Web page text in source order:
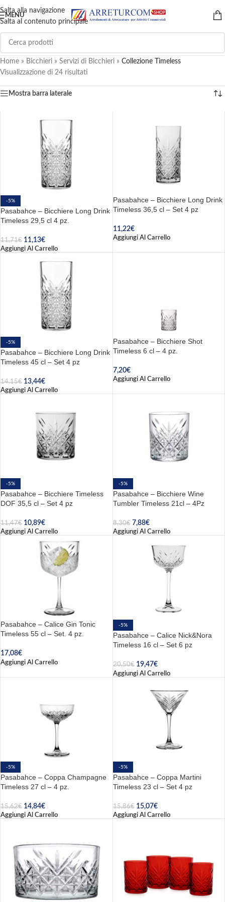
Salta alla navigazione
Salta al contenuto principale
MENU
Home » Bicchieri » Servizi di Bicchieri » Collezione Timeless
Visualizzazione di 24 risultati
Mostra barra laterale
-5%
Pasabahce – Bicchiere Long Drink
Timeless 29,5 cl 4 pz.
11,71€ 11,13€
Aggiungi Al Carrello
Pasabahce – Bicchiere Long Drink
Timeless 36,5 cl – Set 4 pz
11,22€
Aggiungi Al Carrello
-5%
Pasabahce – Bicchiere Long Drink
Timeless 45 cl – Set 4 pz
14,15€ 13,44€
Aggiungi Al Carrello
Pasabahce – Bicchiere Shot
Timeless 6 cl – 4 pz.
7,20€
Aggiungi Al Carrello
-5%
Pasabahce – Bicchiere Timeless
DOF 35,5 cl – Set 4 pz
11,47€ 10,89€
Aggiungi Al Carrello
-5%
Pasabahce – Bicchiere Wine
Tumbler Timeless 21cl – 4Pz
8,30€ 7,88€
Aggiungi Al Carrello
Pasabahce – Calice Gin Tonic
Timeless 55 cl – Set. 4 pz.
17,08€
Aggiungi Al Carrello
-5%
Pasabahce – Calice Nick&Nora
Timeless 16 cl – Set 6 pz
20,50€ 19,47€
Aggiungi Al Carrello
-5%
Pasabahce – Coppa Champagne
Timeless 27 cl – 4 pz.
15,62€ 14,84€
Aggiungi Al Carrello
-5%
Pasabahce – Coppa Martini
Timeless 23 cl – Set 4 pz
15,86€ 15,07€
Aggiungi Al Carrello